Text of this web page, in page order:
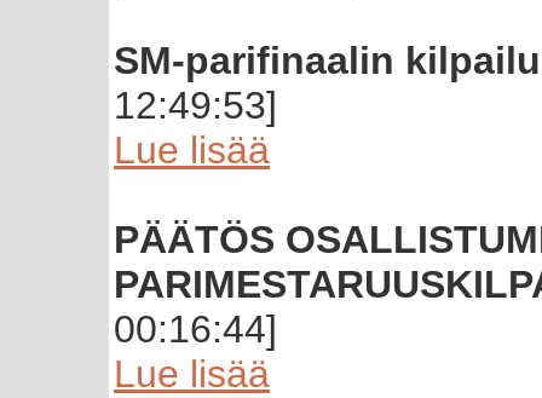
SM-parifinaalin
12:49:53]
Lue lisää
PÄÄTÖS
00:16:44]
Lue lisää